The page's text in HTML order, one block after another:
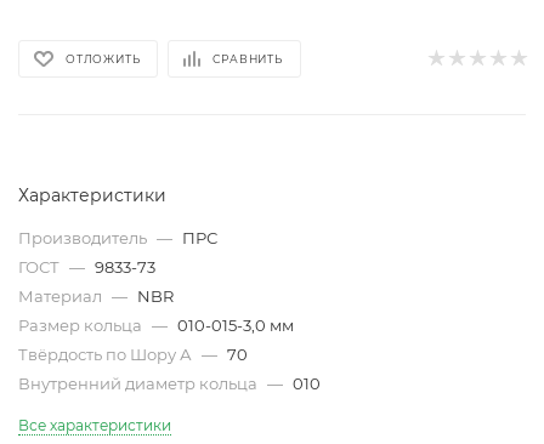
ОТЛОЖИТЬ СРАВНИТЬ
Характеристики
Производитель — ПРС
ГОСТ — 9833-73
Материал — NBR
Размер кольца — 010-015-3,0 мм
Твёрдость по Шору А — 70
Внутренний диаметр кольца — 010
Все характеристики